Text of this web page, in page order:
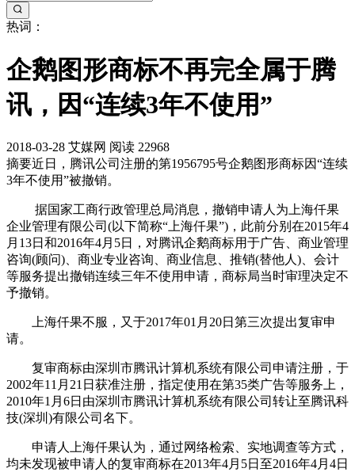
热词：
企鹅图形商标不再完全属于腾
讯，因“连续3年不使用”
2018-03-28 艾媒网 阅读 22968
摘要近日，腾讯公司注册的第1956795号企鹅图形商标因“连续
3年不使用”被撤销。
据国家工商行政管理总局消息，撤销申请人为上海仟果
企业管理有限公司(以下简称“上海仟果”)，此前分别在2015年4
月13日和2016年4月5日，对腾讯企鹅商标用于广告、商业管理
咨询(顾问)、商业专业咨询、商业信息、推销(替他人)、会计
等服务提出撤销连续三年不使用申请，商标局当时审理决定不
予撤销。
上海仟果不服，又于2017年01月20日第三次提出复审申
请。
复审商标由深圳市腾讯计算机系统有限公司申请注册，于
2002年11月21日获准注册，指定使用在第35类广告等服务上，
2010年1月6日由深圳市腾讯计算机系统有限公司转让至腾讯科
技(深圳)有限公司名下。
申请人上海仟果认为，通过网络检索、实地调查等方式，
均未发现被申请人的复审商标在2013年4月5日至2016年4月4日